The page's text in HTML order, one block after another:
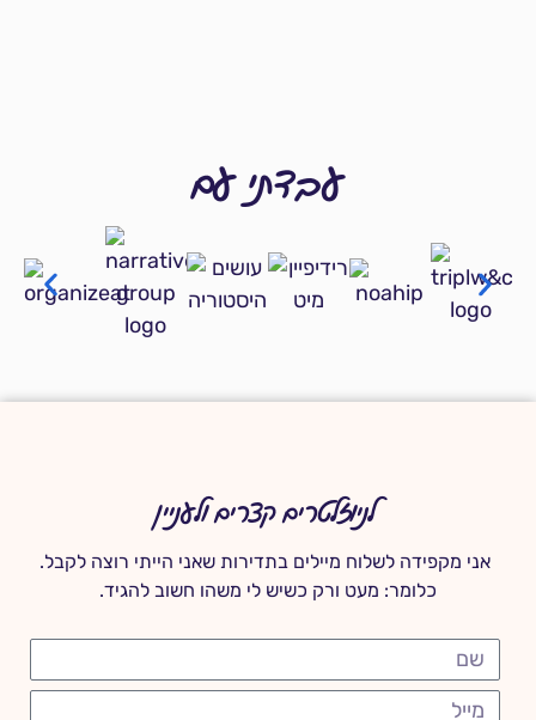
עבדתי עם
לניוזלטרים קצרים ולעניין
אני מקפידה לשלוח מיילים בתדירות שאני הייתי רוצה לקבל.
כלומר: מעט ורק כשיש לי משהו חשוב להגיד.